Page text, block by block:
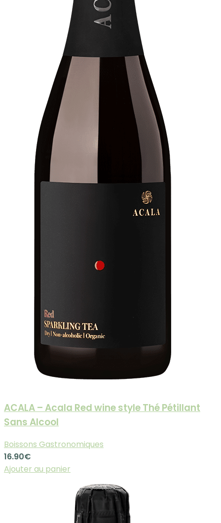
ACALA – Acala Red wine style Thé Pétillant
Sans Alcool
Boissons Gastronomiques
16.90€
Ajouter au panier